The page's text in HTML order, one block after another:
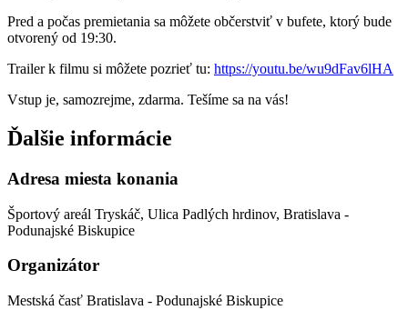
Pred a počas premietania sa môžete občerstviť v bufete, ktorý bude
otvorený od 19:30.
Trailer k filmu si môžete pozrieť tu: https://youtu.be/wu9dFav6lHA
Vstup je, samozrejme, zdarma. Tešíme sa na vás!
Ďalšie informácie
Adresa miesta konania
Športový areál Tryskáč, Ulica Padlých hrdinov, Bratislava -
Podunajské Biskupice
Organizátor
Mestská časť Bratislava - Podunajské Biskupice